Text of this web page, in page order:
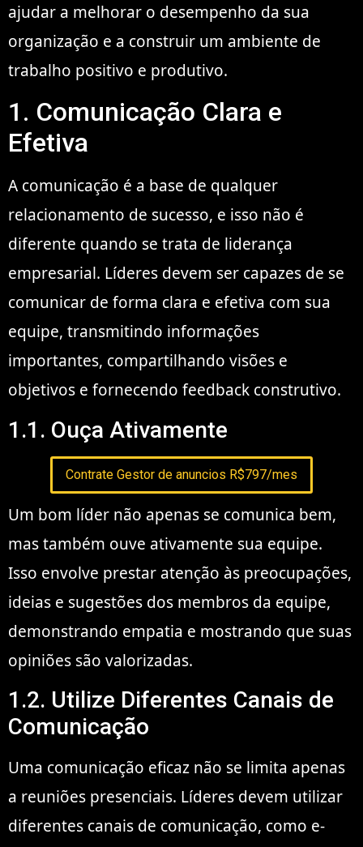
ajudar a melhorar o desempenho da sua
organização e a construir um ambiente de
trabalho positivo e produtivo.
1. Comunicação Clara e
Efetiva
A comunicação é a base de qualquer
relacionamento de sucesso, e isso não é
diferente quando se trata de liderança
empresarial. Líderes devem ser capazes de se
comunicar de forma clara e efetiva com sua
equipe, transmitindo informações
importantes, compartilhando visões e
objetivos e fornecendo feedback construtivo.
1.1. Ouça Ativamente
Contrate Gestor de anuncios R$797/mes
Um bom líder não apenas se comunica bem,
mas também ouve ativamente sua equipe.
Isso envolve prestar atenção às preocupações,
ideias e sugestões dos membros da equipe,
demonstrando empatia e mostrando que suas
opiniões são valorizadas.
1.2. Utilize Diferentes Canais de
Comunicação
Uma comunicação eficaz não se limita apenas
a reuniões presenciais. Líderes devem utilizar
diferentes canais de comunicação, como e-